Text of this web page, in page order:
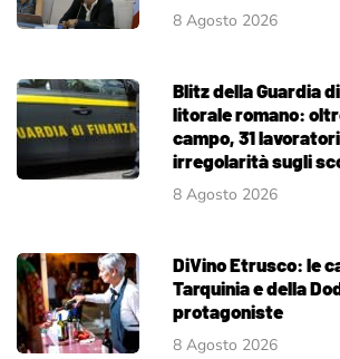
8 Agosto 2026
Blitz della Guardia
litorale romano:
campo, 31
irregolarità sugli
8 Agosto 2026
DiVino Etrusco: le
Tarquinia e della
protagoniste
8 Agosto 2026